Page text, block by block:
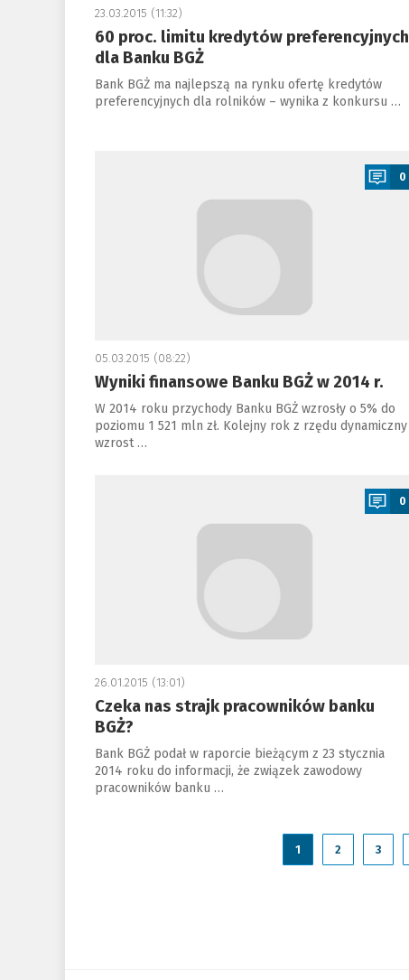
23.03.2015 (11:32)
60 proc. limitu kredytów preferencyjnych
dla Banku BGŻ
Bank BGŻ ma najlepszą na rynku ofertę kredytów
preferencyjnych dla rolników – wynika z konkursu …
0
05.03.2015 (08:22)
Wyniki finansowe Banku BGŻ w 2014 r.
W 2014 roku przychody Banku BGŻ wzrosły o 5% do
poziomu 1 521 mln zł. Kolejny rok z rzędu dynamiczny
wzrost …
0
26.01.2015 (13:01)
Czeka nas strajk pracowników banku
BGŻ?
Bank BGŻ podał w raporcie bieżącym z 23 stycznia
2014 roku do informacji, że związek zawodowy
pracowników banku …
1 2 3